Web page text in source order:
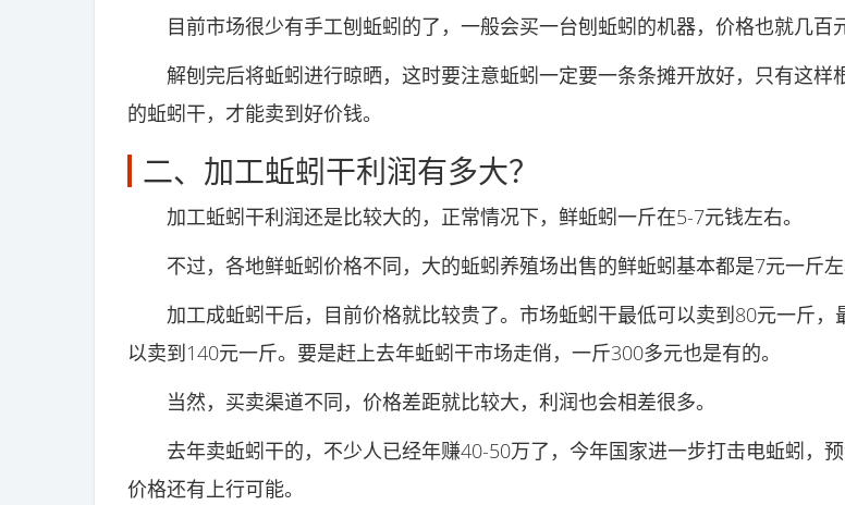
目前市场很少有手工刨蚯蚓的了，一般会买一台刨蚯蚓的机器，价格也就几百元
解刨完后将蚯蚓进行晾晒，这时要注意蚯蚓一定要一条条摊开放好，只有这样
的蚯蚓干，才能卖到好价钱。
二、加工蚯蚓干利润有多大？
加工蚯蚓干利润还是比较大的，正常情况下，鲜蚯蚓一斤在5-7元钱左右。
不过，各地鲜蚯蚓价格不同，大的蚯蚓养殖场出售的鲜蚯蚓基本都是7元一斤左
加工成蚯蚓干后，目前价格就比较贵了。市场蚯蚓干最低可以卖到80元一斤，
以卖到140元一斤。要是赶上去年蚯蚓干市场走俏，一斤300多元也是有的。
当然，买卖渠道不同，价格差距就比较大，利润也会相差很多。
去年卖蚯蚓干的，不少人已经年赚40-50万了，今年国家进一步打击电蚯蚓，
价格还有上行可能。